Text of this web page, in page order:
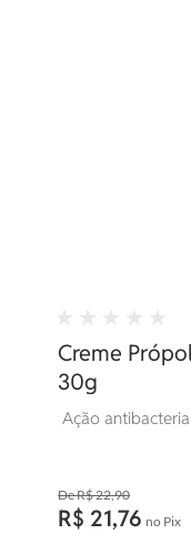
Creme
30g
Ação
R$ 22,90
R$ 21,76 no Pix